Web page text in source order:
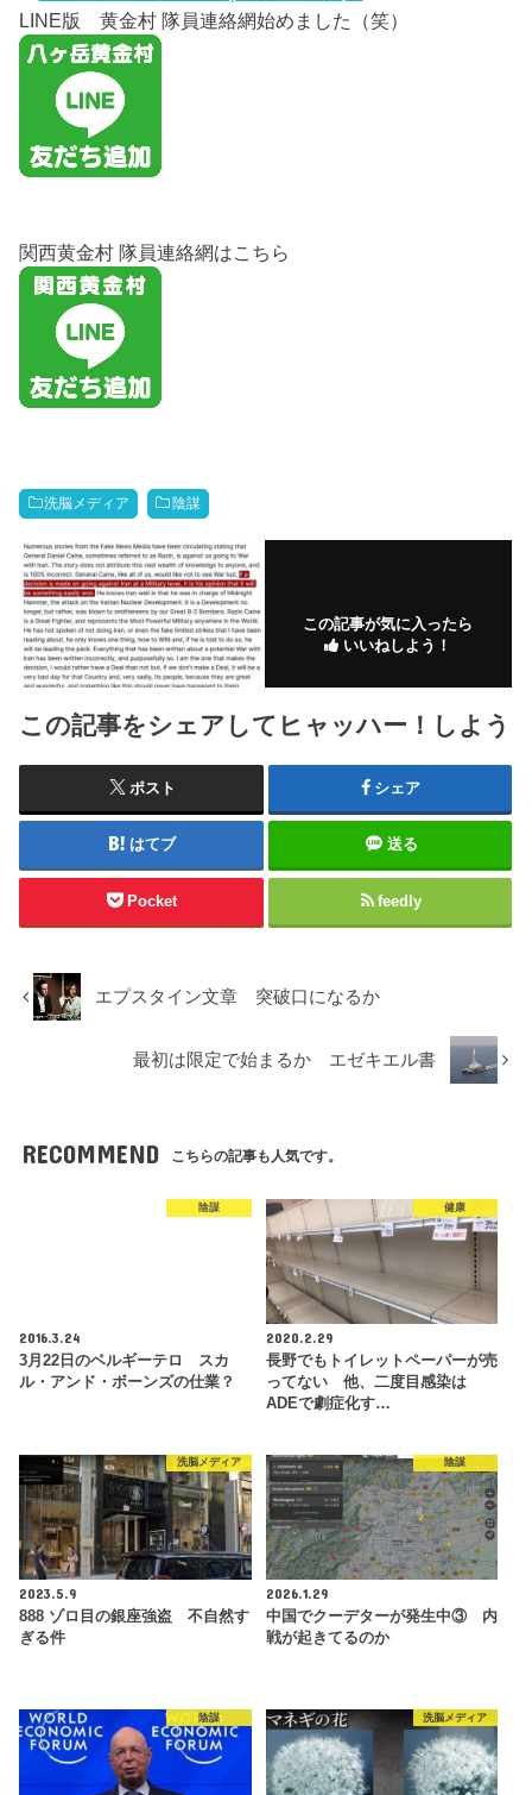
LINE版 黄金村 隊員連絡網始めました（笑）
関西黄金村 隊員連絡網はこちら
洗脳メディア 陰謀
この記事が気に入ったら
いいねしよう！
この記事をシェアしてヒャッハー！しよう
ポスト シェア
はてブ 送る
Pocket feedly
エプスタイン文章 突破口になるか
最初は限定で始まるか エゼキエル書
RECOMMEND こちらの記事も人気です。
陰謀
2016.3.24
3月22日のベルギーテロ スカ
ル・アンド・ボーンズの仕業？
健康
2020.2.29
長野でもトイレットペーパーが売
ってない 他、二度目感染は
ADEで劇症化す…
洗脳メディア
2023.5.9
888 ゾロ目の銀座強盗 不自然す
ぎる件
陰謀
2026.1.29
中国でクーデターが発生中③ 内
戦が起きてるのか
陰謀 洗脳メディア